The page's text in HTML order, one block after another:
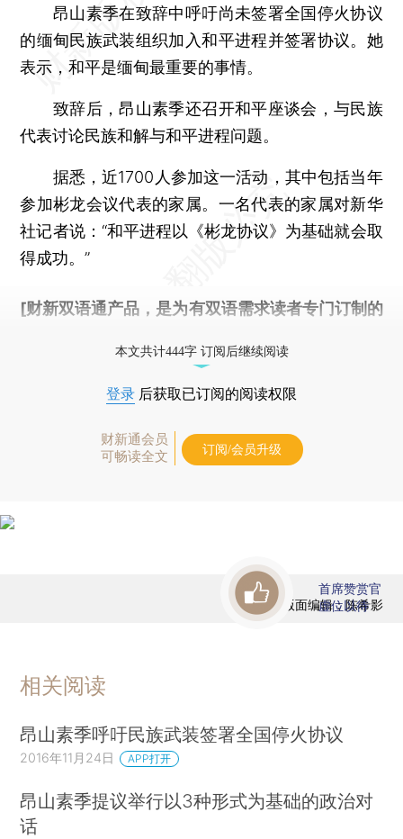
昂山素季在致辞中呼吁尚未签署全国停火协议
的缅甸民族武装组织加入和平进程并签署协议。她
表示，和平是缅甸最重要的事情。
致辞后，昂山素季还召开和平座谈会，与民族
代表讨论民族和解与和平进程问题。
据悉，近1700人参加这一活动，其中包括当年
参加彬龙会议代表的家属。一名代表的家属对新华
社记者说：“和平进程以《彬龙协议》为基础就会取
得成功。”
[财新双语通产品，是为有双语需求读者专门订制的
本文共计444字 订阅后继续阅读
登录 后获取已订阅的阅读权限
财新通会员
可畅读全文
订阅/会员升级
版面编辑：陈希影
首席赞赏官
虚位以待
相关阅读
昂山素季呼吁民族武装签署全国停火协议
2016年11月24日 APP打开
昂山素季提议举行以3种形式为基础的政治对
话